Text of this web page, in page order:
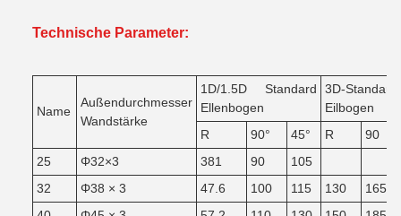
Technische Parameter:
Name
Außendurchmesser
Wandstärke
1D/1.5D Standard
Ellenbogen
3D-Standard-
Eilbogen
R
90° 45° R
90
25
Φ32×3 381 90
105
32
Φ38 × 3 47.6 100 115 130
165